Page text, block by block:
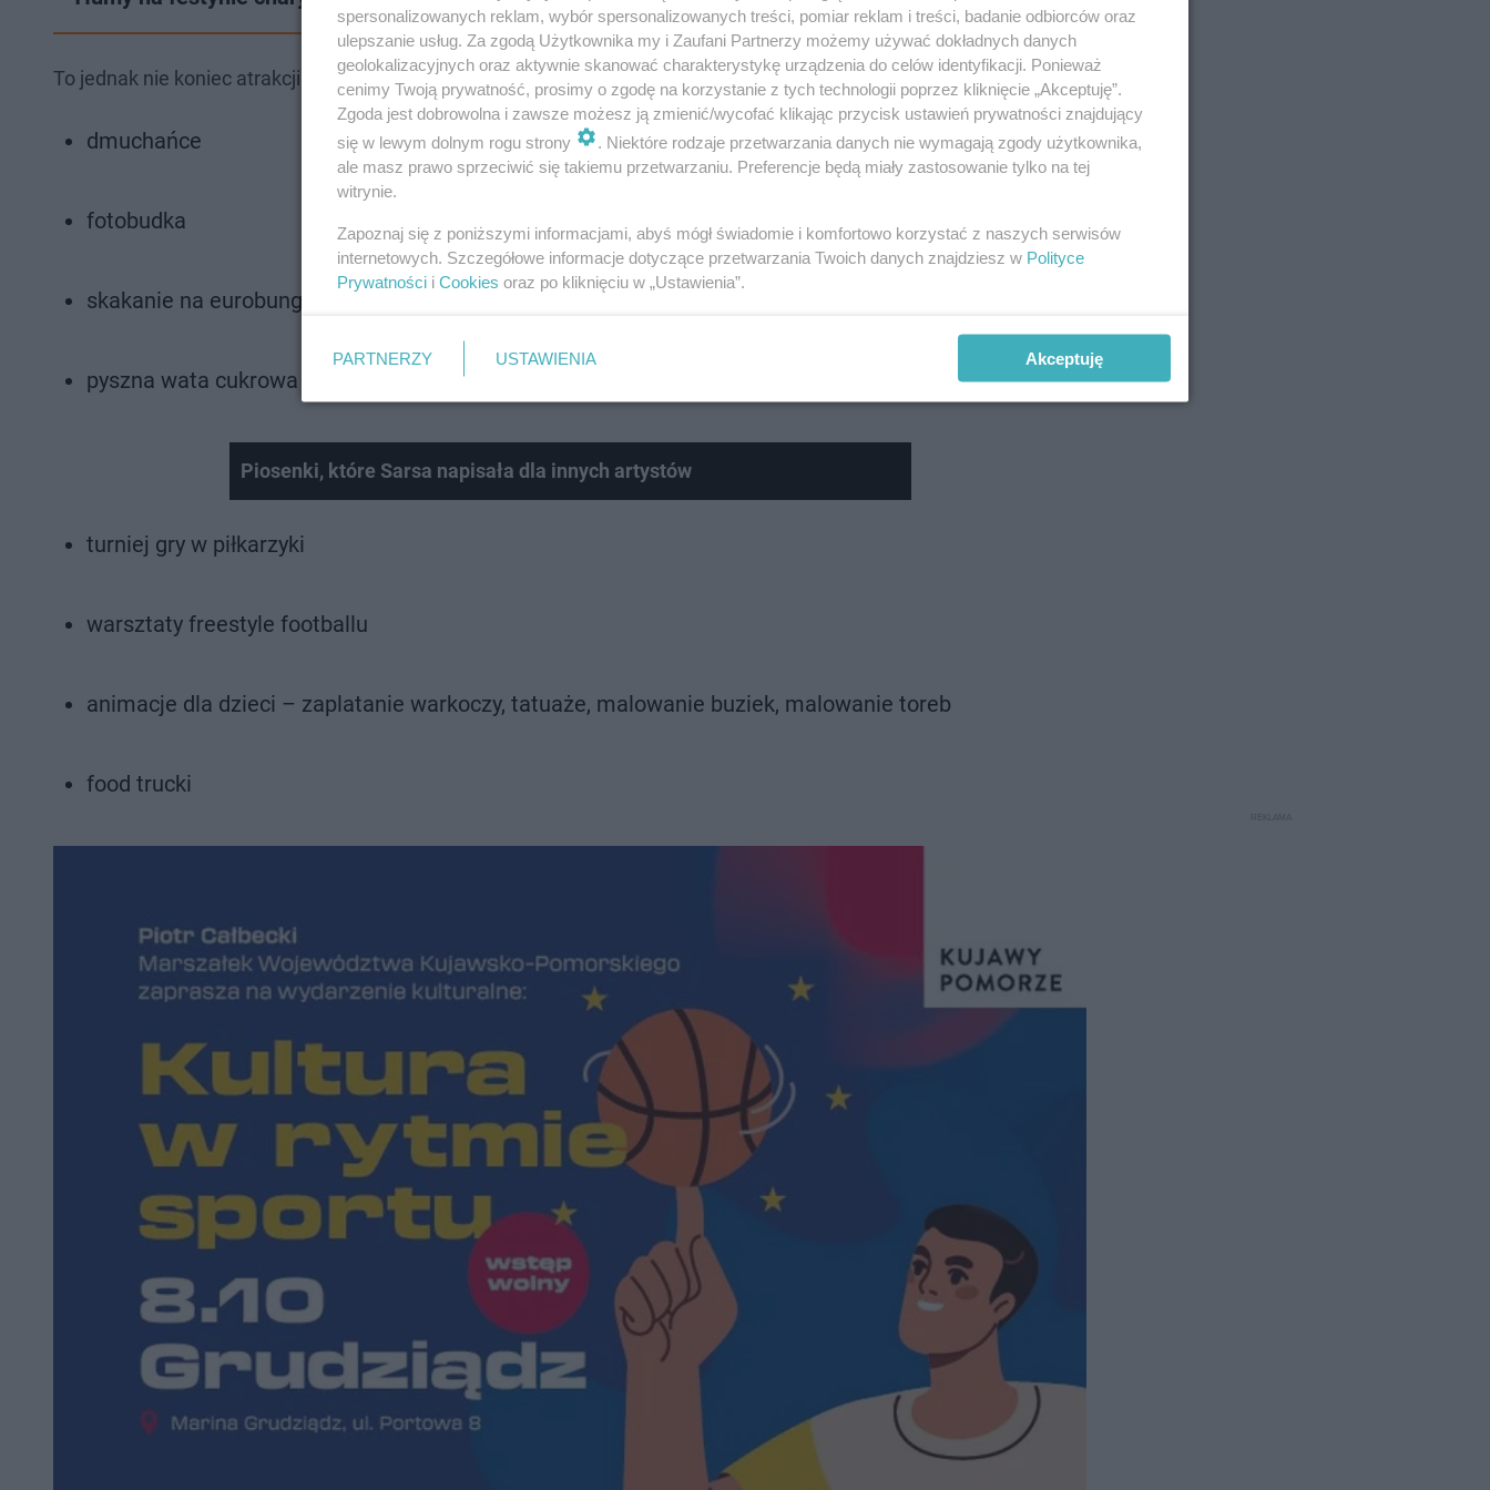
To jednak nie koniec atrakcji. Do godziny 19 dostępne będą również:
dmuchańce
fotobudka
skakanie na eurobungee
pyszna wata cukrowa
Piosenki, które Sarsa napisała dla innych artystów
Spróbuj ponownie
turniej gry w piłkarzyki
warsztaty freestyle footballu
animacje dla dzieci – zaplatanie warkoczy, tatuaże, malowanie buziek, malowanie toreb
food trucki
spersonalizowanych reklam, wybór spersonalizowanych treści, pomiar reklam i treści, badanie odbiorców oraz
ulepszanie usług. Za zgodą Użytkownika my i Zaufani Partnerzy możemy używać dokładnych danych
geolokalizacyjnych oraz aktywnie skanować charakterystykę urządzenia do celów identyfikacji. Ponieważ
cenimy Twoją prywatność, prosimy o zgodę na korzystanie z tych technologii poprzez kliknięcie „Akceptuję”.
Zgoda jest dobrowolna i zawsze możesz ją zmienić/wycofać klikając przycisk ustawień prywatności znajdujący
się w lewym dolnym rogu strony
. Niektóre rodzaje przetwarzania danych nie wymagają zgody użytkownika,
ale masz prawo sprzeciwić się takiemu przetwarzaniu. Preferencje będą miały zastosowanie tylko na tej
witrynie.
Zapoznaj się z poniższymi informacjami, abyś mógł świadomie i komfortowo korzystać z naszych serwisów
internetowych. Szczegółowe informacje dotyczące przetwarzania Twoich danych znajdziesz w Polityce
Prywatności i Cookies oraz po kliknięciu w „Ustawienia”.
PARTNERZY USTAWIENIA Akceptuję